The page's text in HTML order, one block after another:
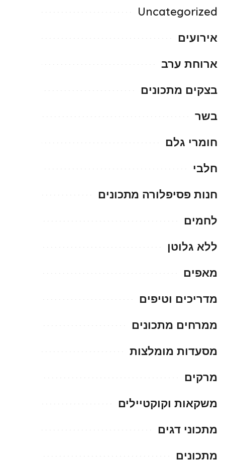
Uncategorized
אירועים
ארוחת ערב
בצקים מתכונים
בשר
חומרי גלם
חלבי
חנות פסיפלורה מתכונים
לחמים
ללא גלוטן
מאפים
מדריכים וטיפים
ממרחים מתכונים
מסעדות מומלצות
מרקים
משקאות וקוקטיילים
מתכוני דגים
מתכונים